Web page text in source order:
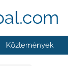
Közlemények